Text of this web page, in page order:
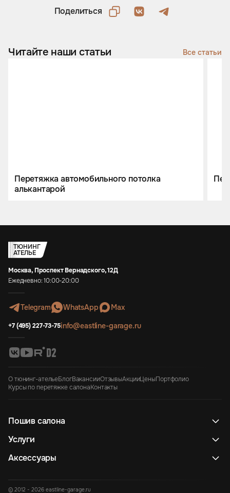
Поделиться
Читайте наши статьи Все статьи
Перетяжка автомобильного потолка
алькантарой
ТЮНИНГ
АТЕЛЬЕ
Москва, Проспект Вернадского, 12Д
Ежедневно: 10:00-20:00
Telegram WhatsApp Max
+7 (495) 227-73-75info@eastline-garage.ru
О тюнинг-ательеБлогВакансииОтзывыАкцииЦеныПортфолио
Курсы по перетяжке салонаКонтакты
Пошив салона
Услуги
Аксессуары
© 2012 - 2026 eastline-garage.ru